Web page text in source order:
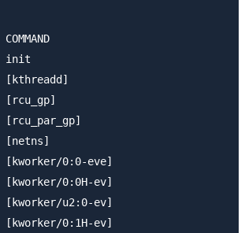
init
[kthreadd]
[rcu_gp]
[rcu_par_gp]
[netns]
[kworker/0:0-eve]
[kworker/0:0H-ev]
[kworker/u2:0-ev]
[kworker/0:1H-ev]